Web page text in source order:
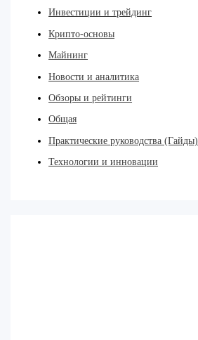
Инвестиции и трейдинг
Крипто-основы
Майнинг
Новости и аналитика
Обзоры и рейтинги
Общая
Практические руководства (Гайды)
Технологии и инновации